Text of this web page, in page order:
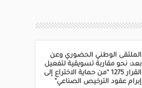
الملتقى الوطني الحضوري وعن
بعد: نحو مقاربة تسويقية لتفعيل
القرار 1275 “من حماية الاختراع إلى
إبرام عقود الترخيص الصناعي”